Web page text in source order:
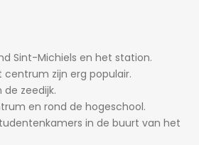
Sint-Michiels en het station.
zijn erg populair.
zeedijk.
en rond de hogeschool.
in de buurt van het